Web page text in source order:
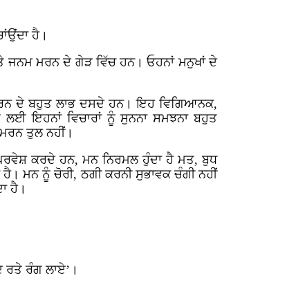
ਹੈ।
ਜਨਮ ਮਰਨ ਦੇ ਗੇੜ ਵਿੱਚ ਹਨ। ਓਹਨਾਂ ਮਨੁਖਾਂ ਦੇ
ਦੇ ਬਹੁਤ ਲਾਭ ਦਸਦੇ ਹਨ। ਇਹ ਵਿਗਿਆਨਕ,
ਇਹਨਾਂ ਵਿਚਾਰਾਂ ਨੂੰ ਸੁਨਨਾ ਸਮਝਨਾ ਬਹੁਤ
ਤੁਲ ਨਹੀਂ।
ਕਰਦੇ ਹਨ, ਮਨ ਨਿਰਮਲ ਹੁੰਦਾ ਹੈ ਮਤ, ਬੁਧ
ਮਨ ਨੂੰ ਚੋਰੀ, ਠਗੀ ਕਰਨੀ ਸੁਭਾਵਕ ਚੰਗੀ ਨਹੀਂ
ਹੈ।
ਰਤੇ ਰੰਗ ਲਾਏ’।